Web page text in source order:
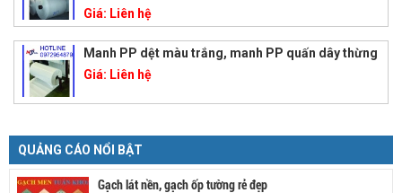
Giá: Liên hệ
Manh PP dệt màu trắng, manh PP quấn dây thừng
Giá: Liên hệ
QUẢNG CÁO NỔI BẬT
Gạch lát nền, gạch ốp tường rẻ đẹp